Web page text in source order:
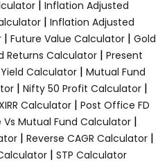
| Inflation Adjusted
| Inflation Adjusted
| Future Value Calculator | Gold
Returns Calculator | Present
Calculator | Mutual Fund
| Nifty 50 Profit Calculator|
Calculator| Post Office FD
Mutual Fund Calculator|
| Reverse CAGR Calculator |
| STP Calculator